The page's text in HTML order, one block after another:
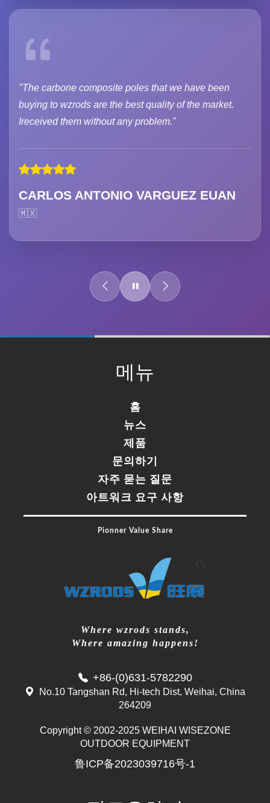
"The carbone composite poles that we have been
buying to wzrods are the best quality of the market.
Ireceived them without any problem."
CARLOS ANTONIO VARGUEZ EUAN
🇲🇽
메뉴
홈
뉴스
제품
문의하기
자주 묻는 질문
아트워크 요구 사항
Pionner Value Share
Where wzrods stands,
Where amazing happens!
+86-(0)631-5782290
No.10 Tangshan Rd, Hi-tech Dist, Weihai, China
264209
Copyright © 2002-2025 WEIHAI WISEZONE
OUTDOOR EQUIPMENT
鲁ICP备2023039716号-1
Mr. Zhang
+86-(0)631-5782290